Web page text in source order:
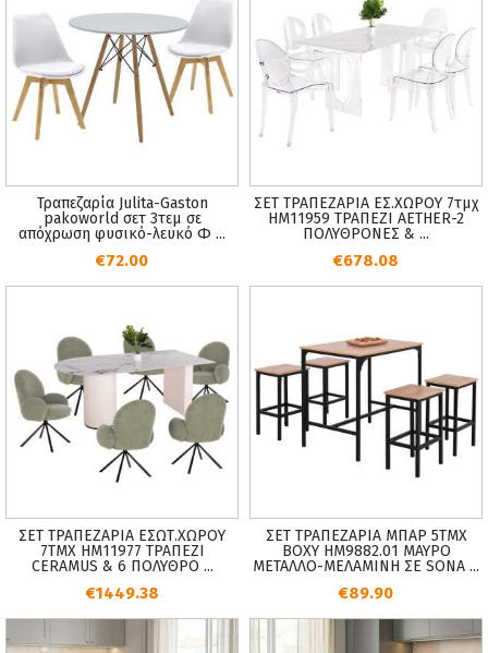
Τραπεζαρία Julita-Gaston
pakoworld σετ 3τεμ σε
απόχρωση φυσικό-λευκό Φ ...
€72.00
ΣΕΤ ΤΡΑΠΕΖΑΡΙΑ ΕΣ.ΧΩΡΟΥ 7τμχ
HM11959 ΤΡΑΠΕΖΙ AETHER-2
ΠΟΛΥΘΡΟΝΕΣ & ...
€678.08
ΣΕΤ ΤΡΑΠΕΖΑΡΙΑ ΕΣΩΤ.ΧΩΡΟΥ
7ΤΜΧ HM11977 ΤΡΑΠΕΖΙ
CERAMUS & 6 ΠΟΛΥΘΡΟ ...
€1449.38
ΣΕΤ ΤΡΑΠΕΖΑΡΙΑ ΜΠΑΡ 5ΤΜΧ
BOXY HM9882.01 ΜΑΥΡΟ
ΜΕΤΑΛΛΟ-ΜΕΛΑΜΙΝΗ ΣΕ SONA ...
€89.90